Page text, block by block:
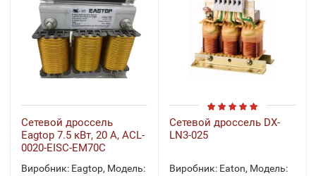
Сетевой дроссель
Eagtop 7.5 кВт, 20 А, ACL-
0020-EISC-EM70C
Виробник: Eagtop, Модель:
Сетевой дроссель DX-
LN3-025
Виробник: Eaton, Модель: